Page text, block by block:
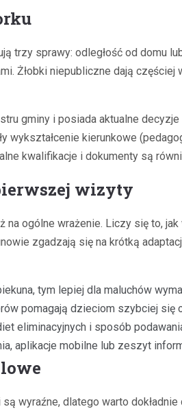
trzy sprawy: odległość od
Żłobki niepubliczne dają
gminy i posiada aktualne
wykształcenie kierunkowe
kwalifikacje i dokumenty są
wizyty
na ogólne wrażenie. Liczy się to,
zgadzają się na krótką
tym lepiej dla maluchów
pomagają dzieciom szybciej się
eliminacyjnych i sposób
aplikacje mobilne lub zeszyt
wyraźne, dlatego warto